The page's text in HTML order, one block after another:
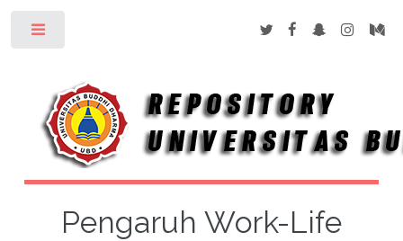
Pengaruh Work-Life